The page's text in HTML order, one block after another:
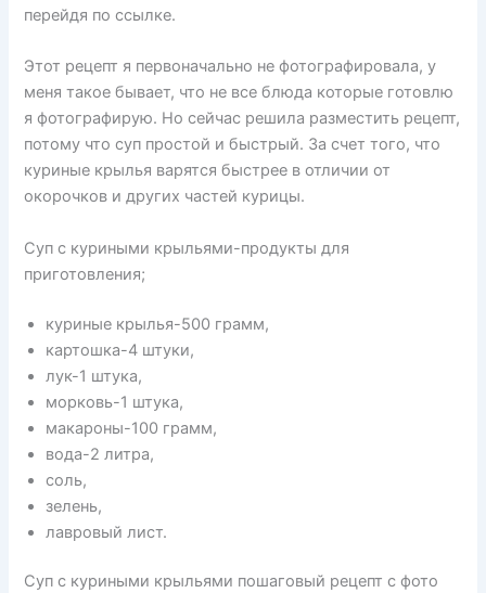
перейдя по ссылке.
Этот рецепт я первоначально не фотографировала, у
меня такое бывает, что не все блюда которые готовлю
я фотографирую. Но сейчас решила разместить рецепт,
потому что суп простой и быстрый. За счет того, что
куриные крылья варятся быстрее в отличии от
окорочков и других частей курицы.
Суп с куриными крыльями-продукты для
приготовления;
куриные крылья-500 грамм,
картошка-4 штуки,
лук-1 штука,
морковь-1 штука,
макароны-100 грамм,
вода-2 литра,
соль,
зелень,
лавровый лист.
Суп с куриными крыльями пошаговый рецепт с фото